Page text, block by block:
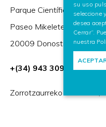
Parque Científico y
Paseo Mikeletegi 57,
20009 Donostia / San
+(34) 943 309 230
Zorrotzaurreko Erribera 2,
su uso
seleccione
desea
Cerrar”.
nuestra